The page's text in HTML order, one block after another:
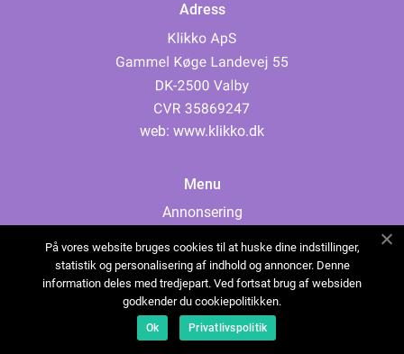
Adress
web: www.klikko.dk
Menu
Annonsering
Cookies
Kontakta oss
Sitemap
På vores website bruges cookies til at huske dine indstillinger,
statistik og personalisering af indhold og annoncer. Denne
information deles med tredjepart. Ved fortsat brug af websiden
godkender du cookiepolitikken.
Ok Privatlivspolitik